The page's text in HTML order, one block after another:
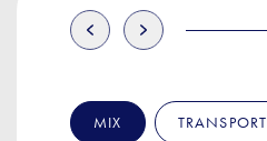
MIX TRANSPORT